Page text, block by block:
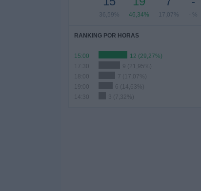
36,59% 46,34% 17,07% - %
RANKING POR HORAS
15:00
12 (29,27%)
17:30
9 (21,95%)
18:00
7 (17,07%)
19:00
6 (14,63%)
14:30
3 (7,32%)